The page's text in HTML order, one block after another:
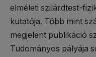
elméleti szilárdtest-
kutatója. Több mint
megjelent publikáció
Tudományos pályája